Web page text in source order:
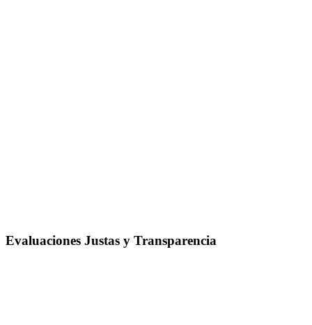
Evaluaciones Justas y Transparencia